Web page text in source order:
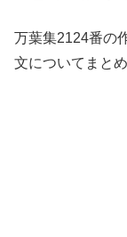
万葉集2124番の
文についてまとめ